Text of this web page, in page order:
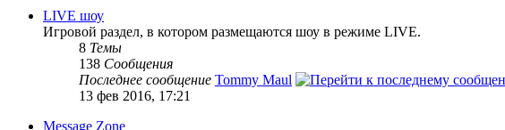
LIVE шоу
Игровой раздел, в котором размещаются шоу в режиме LIVE.
8 Темы
138 Сообщения
Последнее сообщение Tommy Maul
13 фев 2016, 17:21
Message Zone